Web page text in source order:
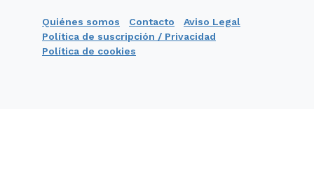
Quiénes somos Contacto
Aviso Legal
Política de suscripción / Privacidad
Política de cookies